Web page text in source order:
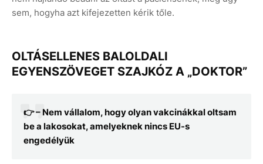
sem, hogyha azt kifejezetten kérik tőle.
OLTÁSELLENES BALOLDALI
EGYENSZÖVEGET SZAJKÓZ A „DOKTOR”
👉 – Nem vállalom, hogy olyan vakcinákkal oltsam
be a lakosokat, amelyeknek nincs EU-s
engedélyük